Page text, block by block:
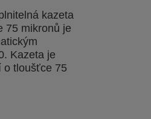
kazeta
75 mikronů je
Kazeta je
o tloušťce 75
listů A4.
náhradní